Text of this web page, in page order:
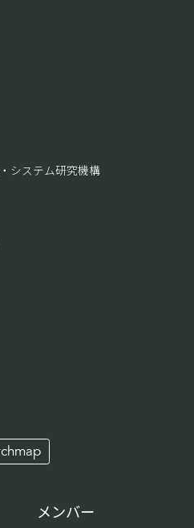
システム研究機構
メンバー